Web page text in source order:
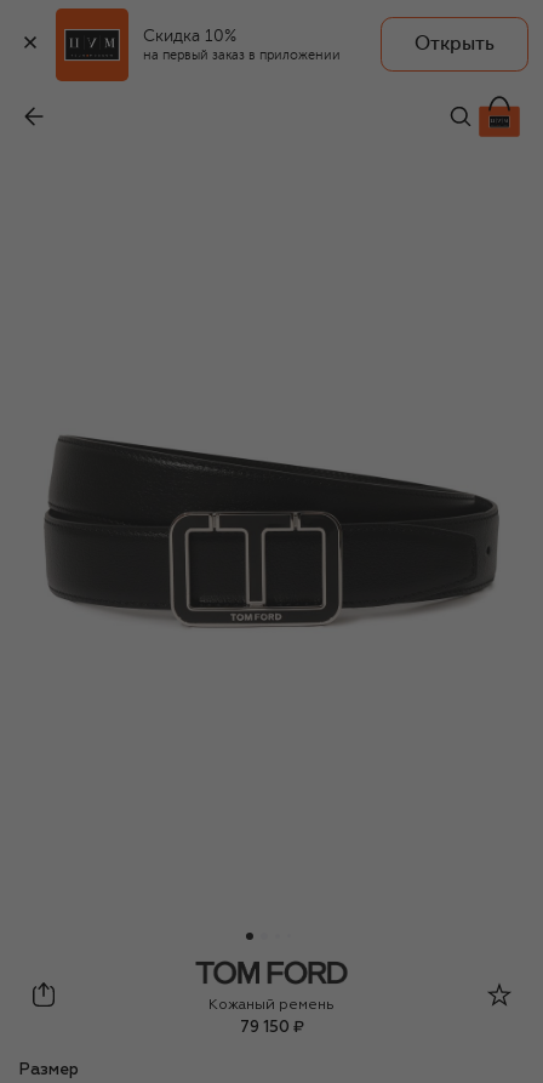
Скидка 10%
на первый заказ в приложении
Открыть
79 150 ₽
Tom Ford
Кожаный ремень
79 150 ₽
Размер